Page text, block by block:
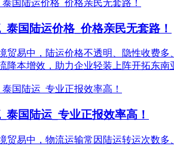
泰国陆运价格_价格亲民无套路！
贸易中，陆运价格不透明、隐性收费
降本增效，助力企业轻装上阵开拓东
泰国陆运_专业正报效率高！
贸易中，物流运输常因陆运转运次数